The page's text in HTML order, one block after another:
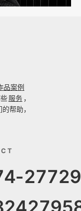
品案例
服务 ，
帮助，